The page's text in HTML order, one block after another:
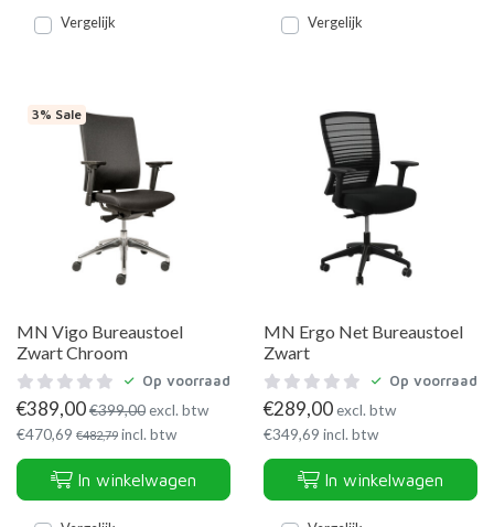
Vergelijk Vergelijk
3% Sale
MN Vigo Bureaustoel
Zwart Chroom
Op voorraad
€389,00€399,00excl. btw
€470,69 €482,79 incl. btw
In winkelwagen
MN Ergo Net Bureaustoel
Zwart
Op voorraad
€289,00excl. btw
€349,69 incl. btw
In winkelwagen